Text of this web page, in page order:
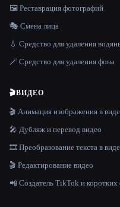
🖼️ Реставрация фотографий
🎭 Смена лица
💧 Средство для удаления
🪄 Средство для удаления фона
🎬ВИДЕО
🎬 Анимация изображения в
🎤 Дубляж и перевод видео
🎞️ Преобразование текста в
🎬 Редактирование видео
📲 Создатель TikTok и коротких